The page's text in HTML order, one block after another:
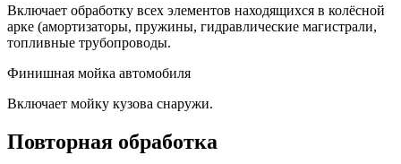
Включает обработку всех элементов находящихся в колёсной
арке (амортизаторы, пружины, гидравлические магистрали,
топливные трубопроводы.
Финишная мойка автомобиля
Включает мойку кузова снаружи.
Повторная обработка